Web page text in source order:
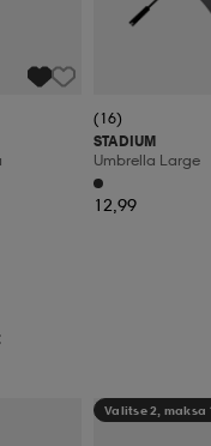
(16)
STADIUM
Umbrella Large
12,99
Valitse 2, maksa